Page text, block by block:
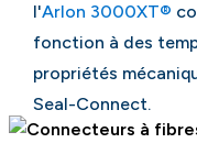
l'Arlon 3000XT®
fonction à des
propriétés
Seal-Connect.